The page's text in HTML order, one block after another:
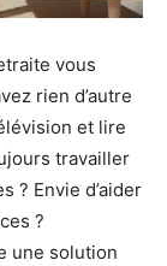
vous
rien d’autre
et lire
travailler
? Envie d’aider
?
une solution